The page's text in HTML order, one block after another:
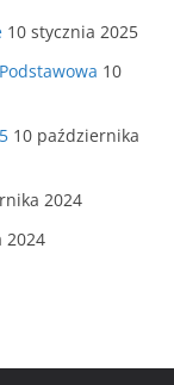
10 stycznia 2025
10
10 października
2024
2024